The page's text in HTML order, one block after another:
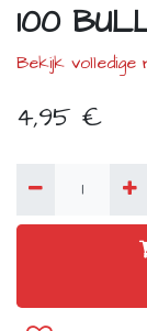
100
Bekijk
4,95 €